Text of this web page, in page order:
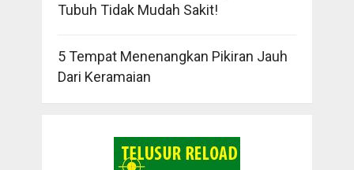
Tubuh Tidak Mudah Sakit!
5 Tempat Menenangkan Pikiran Jauh
Dari Keramaian